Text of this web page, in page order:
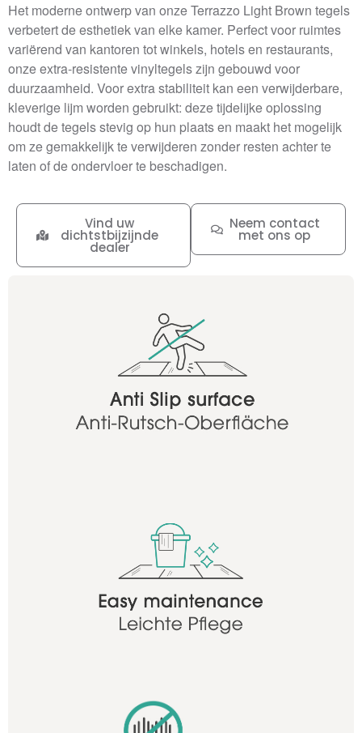
Het moderne ontwerp van onze Terrazzo Light Brown tegels
verbetert de esthetiek van elke kamer. Perfect voor ruimtes
variërend van kantoren tot winkels, hotels en restaurants,
onze extra-resistente vinyltegels zijn gebouwd voor
duurzaamheid. Voor extra stabiliteit kan een verwijderbare,
kleverige lijm worden gebruikt: deze tijdelijke oplossing
houdt de tegels stevig op hun plaats en maakt het mogelijk
om ze gemakkelijk te verwijderen zonder resten achter te
laten of de ondervloer te beschadigen.
Neem contact
met ons op
Vind uw
dichtstbijzijnde
dealer